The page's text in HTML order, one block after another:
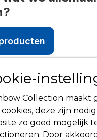
Collection maakt
deze zijn
zo goed mogelijk
Door